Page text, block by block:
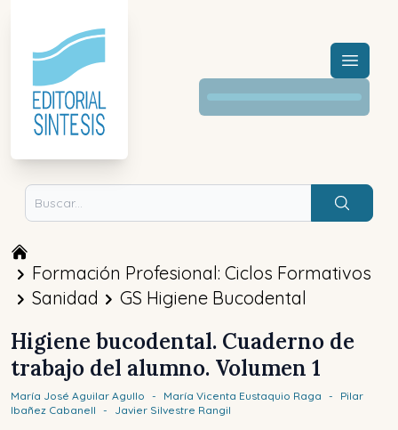
Menú
Buscar
Formación Profesional: Ciclos Formativos
Sanidad
GS Higiene Bucodental
Higiene bucodental. Cuaderno de
trabajo del alumno. Volumen 1
María José Aguilar Agullo - María Vicenta Eustaquio Raga -
Pilar
Ibañez Cabanell - Javier Silvestre Rangil